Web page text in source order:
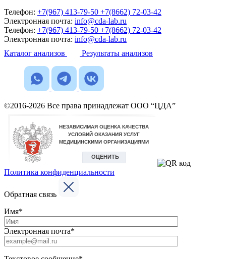
Телефон: +7(967) 413-79-50 +7(8662) 72-03-42
Электронная почта: info@cda-lab.ru
Телефон: +7(967) 413-79-50 +7(8662) 72-03-42
Электронная почта: info@cda-lab.ru
Каталог анализов
Результаты анализов
©2016-2026 Все права принадлежат ООО “ЦДА”
Политика конфиденциальности
Обратная связь
Имя*
Электронная почта*